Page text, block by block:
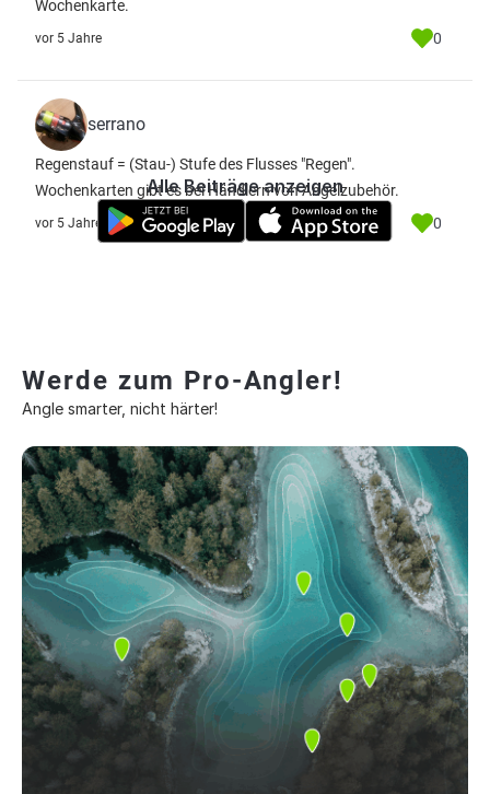
Wochenkarte.
vor 5 Jahre 0
serrano
Regenstauf = (Stau-) Stufe des Flusses "Regen".
Wochenkarten gibt es bei Händlern von Angelzubehör.
vor 5 Jahre 0
Alle Beiträge anzeigen
Werde zum Pro-Angler!
Angle smarter, nicht härter!